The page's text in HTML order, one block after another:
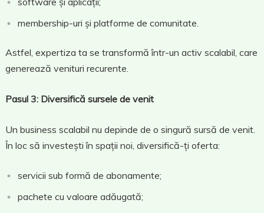
membership-uri și platforme de comunitate.
Astfel, expertiza ta se transformă într-un activ scalabil, care
generează venituri recurente.
Pasul 3: Diversifică sursele de venit
Un business scalabil nu depinde de o singură sursă de venit.
În loc să investești în spații noi, diversifică-ți oferta:
servicii sub formă de abonamente;
pachete cu valoare adăugată;